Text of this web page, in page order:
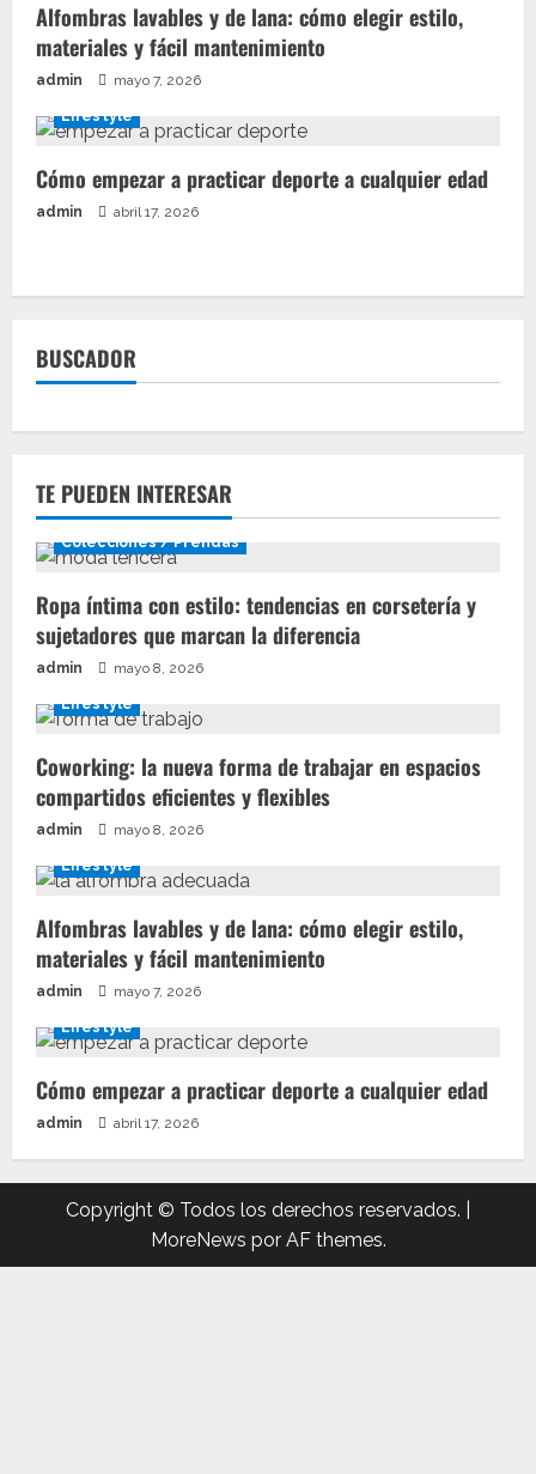
Alfombras lavables y de lana: cómo elegir estilo,
materiales y fácil mantenimiento
admin mayo 7, 2026
Lifestyle
Cómo empezar a practicar deporte a cualquier edad
admin abril 17, 2026
BUSCADOR
TE PUEDEN INTERESAR
Colecciones / Prendas
Ropa íntima con estilo: tendencias en corsetería y
sujetadores que marcan la diferencia
admin mayo 8, 2026
Lifestyle
Coworking: la nueva forma de trabajar en espacios
compartidos eficientes y flexibles
admin mayo 8, 2026
Lifestyle
Alfombras lavables y de lana: cómo elegir estilo,
materiales y fácil mantenimiento
admin mayo 7, 2026
Lifestyle
Cómo empezar a practicar deporte a cualquier edad
admin abril 17, 2026
Copyright © Todos los derechos reservados.
MoreNews por AF themes.